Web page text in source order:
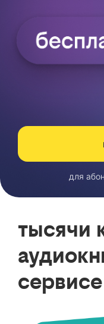
для
тысячи